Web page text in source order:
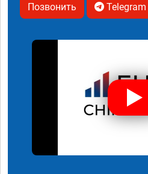
Позвонить Telegram